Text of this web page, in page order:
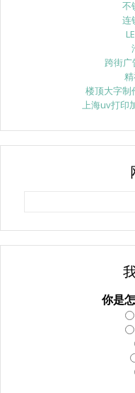
不
连
跨街广
楼顶大字制
上海uv打印
你是